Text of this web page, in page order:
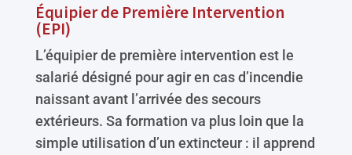
Équipier de Première Intervention
(EPI)
L’équipier de première intervention est le
salarié désigné pour agir en cas d’incendie
naissant avant l’arrivée des secours
extérieurs. Sa formation va plus loin que la
simple utilisation d’un extincteur : il apprend